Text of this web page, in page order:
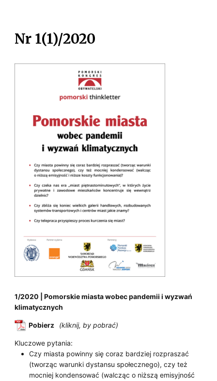
Nr 1(1)/2020
1/2020 | Pomorskie miasta wobec pandemii i wyzwań
klimatycznych
Pobierz
Kluczowe pytania:
Czy miasta powinny się coraz bardziej rozpraszać
(tworząc warunki dystansu społecznego), czy też
mocniej kondensować (walcząc o niższą emisyjność